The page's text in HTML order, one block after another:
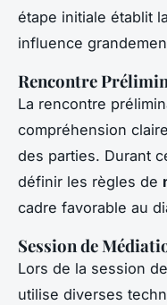
étape initiale établit
influence
Rencontre
La rencontre
compréhension
des parties. Durant
définir les règles de
cadre favorable au
Session de
Lors de la session
utilise diverses